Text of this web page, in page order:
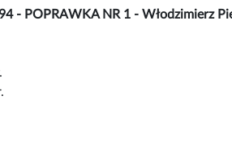
- POPRAWKA NR 1 - Włodzimierz